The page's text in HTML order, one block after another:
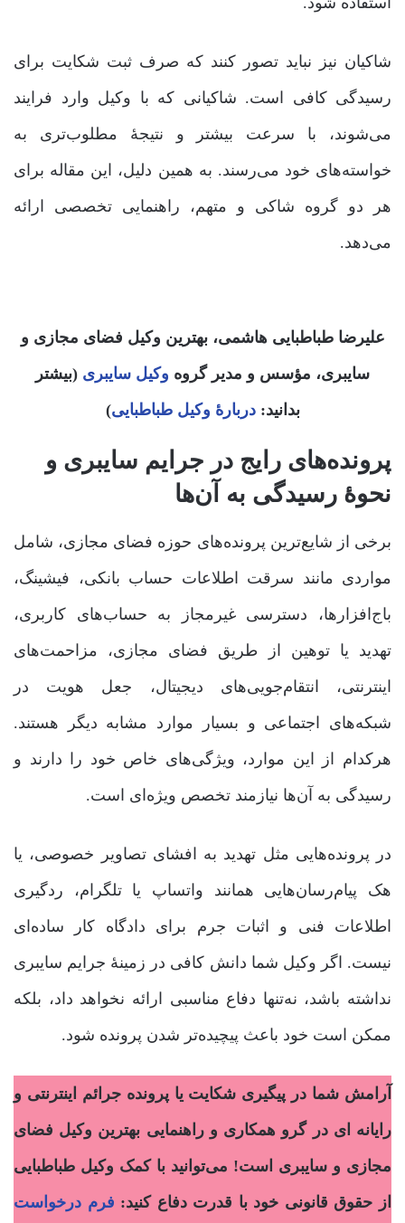
شاکیان نیز نباید تصور کنند که صرف ثبت شکایت برای
رسیدگی کافی است. شاکیانی که با وکیل وارد فرایند
می‌شوند، با سرعت بیشتر و نتیجۀ مطلوب‌تری به
خواسته‌های خود می‌رسند. به همین دلیل، این مقاله برای
هر دو گروه شاکی و متهم، راهنمایی تخصصی ارائه
می‌دهد.
علیرضا طباطبایی هاشمی، بهترین وکیل فضای مجازی و
سایبری، مؤسس و مدیر گروه وکیل سایبری (بیشتر
بدانید:دربارۀ وکیل طباطبایی)
پرونده‌های رایج در جرایم سایبری و
نحوۀ رسیدگی به آن‌ها
برخی از شایع‌ترین پرونده‌های حوزه فضای مجازی، شامل
مواردی مانند سرقت اطلاعات حساب بانکی، فیشینگ،
باج‌افزارها، دسترسی غیرمجاز به حساب‌های کاربری،
تهدید یا توهین از طریق فضای مجازی، مزاحمت‌های
اینترنتی، انتقام‌جویی‌های دیجیتال، جعل هویت در
شبکه‌های اجتماعی و بسیار موارد مشابه دیگر هستند.
هرکدام از این موارد، ویژگی‌های خاص خود را دارند و
رسیدگی به آن‌ها نیازمند تخصص ویژه‌ای است.
در پرونده‌هایی مثل تهدید به افشای تصاویر خصوصی، یا
هک پیام‌رسان‌هایی همانند واتساپ یا تلگرام، ردگیری
اطلاعات فنی و اثبات جرم برای دادگاه کار ساده‌ای
نیست. اگر وکیل شما دانش کافی در زمینۀ جرایم سایبری
نداشته باشد، نه‌تنها دفاع مناسبی ارائه نخواهد داد، بلکه
ممکن است خود باعث پیچیده‌تر شدن پرونده شود.
آرامش شما در پیگیری شکایت یا پرونده جرائم اینترنتی و
رایانه ای در گرو همکاری و راهنمایی بهترین وکیل فضای
مجازی و سایبری است! می‌توانید با کمک وکیل طباطبایی
از حقوق قانونی خود با قدرت دفاع کنید: فرم درخواست